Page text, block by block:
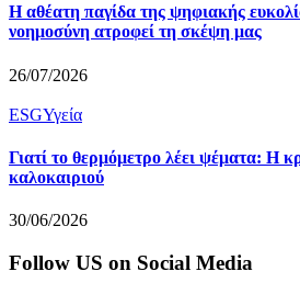
Η αθέατη παγίδα της ψηφιακής
νοημοσύνη ατροφεί τη σκέψη μας
26/07/2026
ESGΥγεία
Γιατί το θερμόμετρο λέει ψέματα: Η
καλοκαιριού
30/06/2026
Follow US on Social Media